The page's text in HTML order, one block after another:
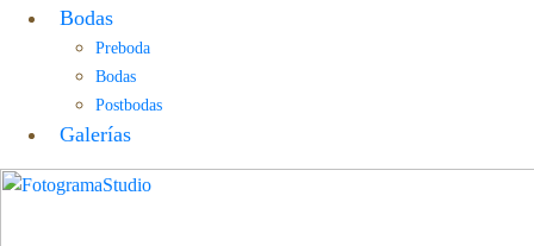
Bodas
Preboda
Bodas
Postbodas
Galerías